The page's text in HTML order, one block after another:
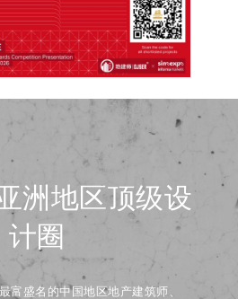
洲地区顶级设
计圈
富盛名的中国地区地产建筑师、